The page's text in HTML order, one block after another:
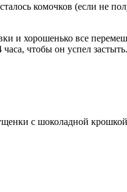
комочков (если не
и хорошенько все
чтобы он успел застыть.
с шоколадной